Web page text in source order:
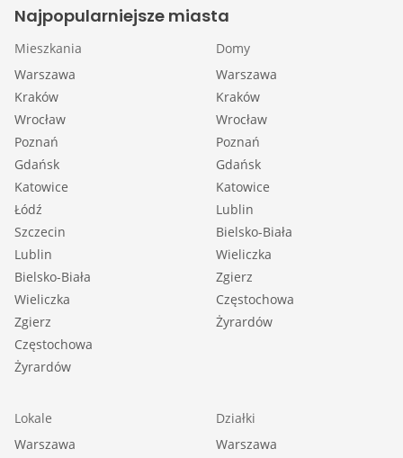
Najpopularniejsze miasta
Mieszkania
Warszawa
Kraków
Wrocław
Poznań
Gdańsk
Katowice
Łódź
Szczecin
Lublin
Bielsko-Biała
Wieliczka
Zgierz
Częstochowa
Żyrardów
Domy
Warszawa
Kraków
Wrocław
Poznań
Gdańsk
Katowice
Lublin
Bielsko-Biała
Wieliczka
Zgierz
Częstochowa
Żyrardów
Lokale
Warszawa
Działki
Warszawa